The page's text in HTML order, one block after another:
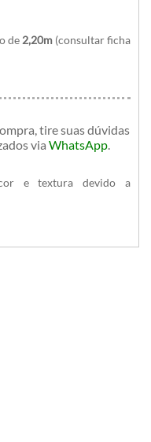
de2,20m (consultar ficha
tire suas dúvidas
via WhatsApp.
e textura devido a